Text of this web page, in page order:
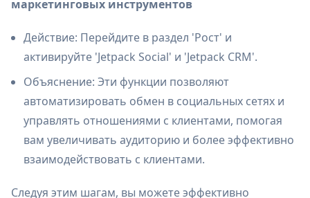
маркетинговых инструментов
Действие: Перейдите в раздел 'Рост' и
активируйте 'Jetpack Social' и 'Jetpack CRM'.
Объяснение: Эти функции позволяют
автоматизировать обмен в социальных сетях и
управлять отношениями с клиентами, помогая
вам увеличивать аудиторию и более эффективно
взаимодействовать с клиентами.
Следуя этим шагам, вы можете эффективно